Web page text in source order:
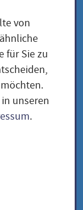
von
für Sie zu
unseren
.